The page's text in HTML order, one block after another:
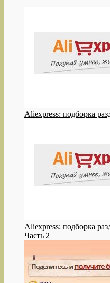
Aliexpress: подборка
Aliexpress: подборка
Часть 2